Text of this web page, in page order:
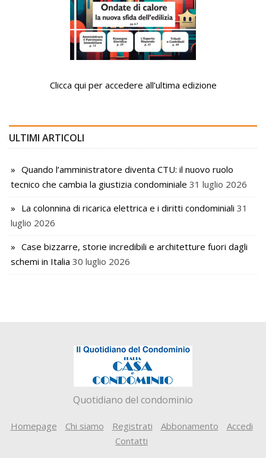
Clicca qui per accedere all’ultima edizione
ULTIMI ARTICOLI
Quando l’amministratore diventa CTU: il nuovo ruolo
tecnico che cambia la giustizia condominiale 31 luglio 2026
La colonnina di ricarica elettrica e i diritti condominiali 31
luglio 2026
Case bizzarre, storie incredibili e architetture fuori dagli
schemi in Italia 30 luglio 2026
Quotidiano del condominio
Homepage Chi siamo Registrati Abbonamento
Accedi
Contatti